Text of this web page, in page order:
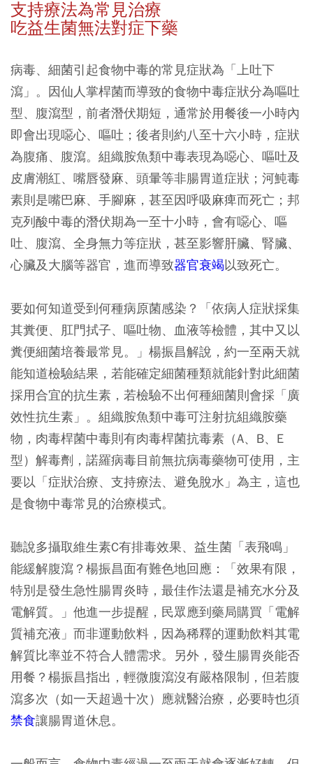
支持療法為常見治療
吃益生菌無法對症下藥
病毒、細菌引起食物中毒的常見症狀為「上吐下
瀉」。因仙人掌桿菌而導致的食物中毒症狀分為嘔吐
型、腹瀉型，前者潛伏期短，通常於用餐後一小時內
即會出現噁心、嘔吐；後者則約八至十六小時，症狀
為腹痛、腹瀉。組織胺魚類中毒表現為噁心、嘔吐及
皮膚潮紅、嘴唇發麻、頭暈等非腸胃道症狀；河魨毒
素則是嘴巴麻、手腳麻，甚至因呼吸麻痺而死亡；邦
克列酸中毒的潛伏期為一至十小時，會有噁心、嘔
吐、腹瀉、全身無力等症狀，甚至影響肝臟、腎臟、
心臟及大腦等器官，進而導致器官衰竭以致死亡。
要如何知道受到何種病原菌感染？「依病人症狀採集
其糞便、肛門拭子、嘔吐物、血液等檢體，其中又以
糞便細菌培養最常見。」楊振昌解說，約一至兩天就
能知道檢驗結果，若能確定細菌種類就能針對此細菌
採用合宜的抗生素，若檢驗不出何種細菌則會採「廣
效性抗生素」。組織胺魚類中毒可注射抗組織胺藥
物，肉毒桿菌中毒則有肉毒桿菌抗毒素（A、B、E
型）解毒劑，諾羅病毒目前無抗病毒藥物可使用，主
要以「症狀治療、支持療法、避免脫水」為主，這也
是食物中毒常見的治療模式。
聽說多攝取維生素C有排毒效果、益生菌「表飛鳴」
能緩解腹瀉？楊振昌面有難色地回應：「效果有限，
特別是發生急性腸胃炎時，最佳作法還是補充水分及
電解質。」他進一步提醒，民眾應到藥局購買「電解
質補充液」而非運動飲料，因為稀釋的運動飲料其電
解質比率並不符合人體需求。另外，發生腸胃炎能否
用餐？楊振昌指出，輕微腹瀉沒有嚴格限制，但若腹
瀉多次（如一天超過十次）應就醫治療，必要時也須
禁食讓腸胃道休息。